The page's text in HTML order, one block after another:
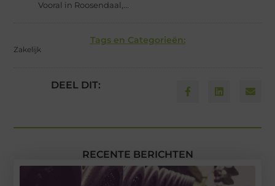
Vooral in Roosendaal,...
Tags en Categorieën:
Zakelijk
DEEL DIT:
RECENTE BERICHTEN